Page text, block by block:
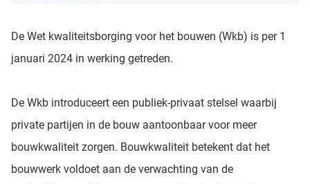
De Wet kwaliteitsborging voor het bouwen (Wkb) is per 1
januari 2024 in werking getreden.
De Wkb introduceert een publiek-privaat stelsel waarbij
private partijen in de bouw aantoonbaar voor meer
bouwkwaliteit zorgen. Bouwkwaliteit betekent dat het
bouwwerk voldoet aan de verwachting van de